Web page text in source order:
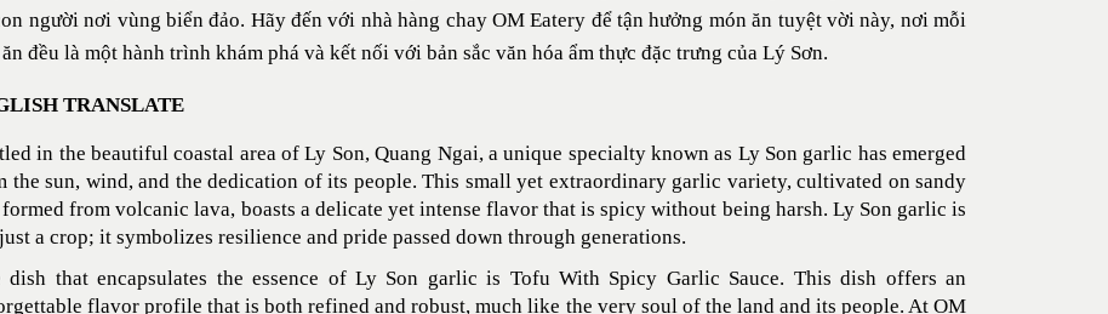
người nơi vùng biển đảo. Hãy đến với nhà hàng chay OM Eatery để tận hưởng món ăn tuyệt vời này, nơi mỗi
đều là một hành trình khám phá và kết nối với bản sắc văn hóa ẩm thực đặc trưng của Lý Sơn.
TRANSLATE
in the beautiful coastal area of Ly Son, Quang Ngai, a unique specialty known as Ly Son garlic has emerged
the sun, wind, and the dedication of its people. This small yet extraordinary garlic variety, cultivated on sandy
from volcanic lava, boasts a delicate yet intense flavor that is spicy without being harsh. Ly Son garlic is
a crop; it symbolizes resilience and pride passed down through generations.
dish that encapsulates the essence of Ly Son garlic is Tofu With Spicy Garlic Sauce. This dish offers an
flavor profile that is both refined and robust, much like the very soul of the land and its people. At OM